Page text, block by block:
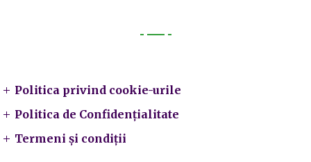
Politica privind cookie-urile
Politica de Confidențialitate
Termeni și condiții